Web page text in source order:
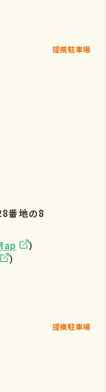
提携駐車場
番地の8
）
）
提携駐車場